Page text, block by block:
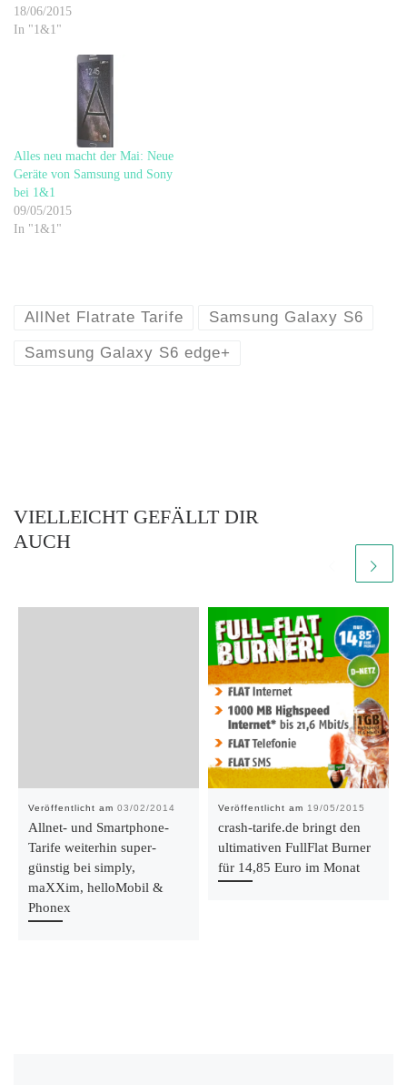
18/06/2015
In "1&1"
Alles neu macht der Mai: Neue
Geräte von Samsung und Sony
bei 1&1
09/05/2015
In "1&1"
AllNet Flatrate Tarife Samsung Galaxy S6
Samsung Galaxy S6 edge+
VIELLEICHT GEFÄLLT DIR
AUCH
Veröffentlicht am 03/02/2014
Allnet- und Smartphone-
Tarife weiterhin super-
günstig bei simply,
maXXim, helloMobil &
Phonex
Veröffentlicht am 19/05/2015
crash-tarife.de bringt den
ultimativen FullFlat Burner
für 14,85 Euro im Monat